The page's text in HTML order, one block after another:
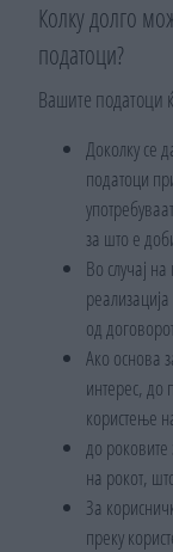
Колку долго
податоци?
Вашите податоци
Доколку се
податоци
за што е
Во случај
од
Ако основа
интерес, до
користење
до
на рокот,
За
преку